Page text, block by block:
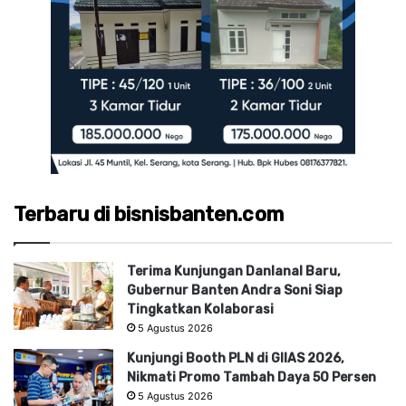
Terbaru di bisnisbanten.com
Terima Kunjungan Danlanal Baru,
Gubernur Banten Andra Soni Siap
Tingkatkan Kolaborasi
5 Agustus 2026
Kunjungi Booth PLN di GIIAS 2026,
Nikmati Promo Tambah Daya 50 Persen
5 Agustus 2026